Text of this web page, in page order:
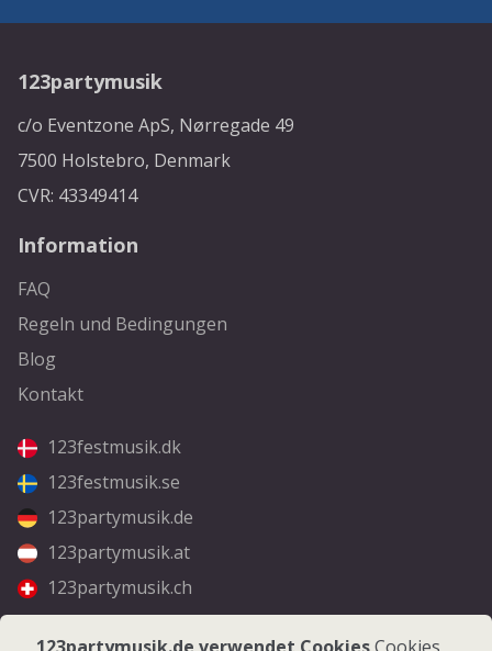
123partymusik
c/o Eventzone ApS, Nørregade 49
7500 Holstebro, Denmark
CVR: 43349414
Information
FAQ
Regeln und Bedingungen
Blog
Kontakt
123festmusik.dk
123festmusik.se
123partymusik.de
123partymusik.at
123partymusik.ch
Folgen Sie uns